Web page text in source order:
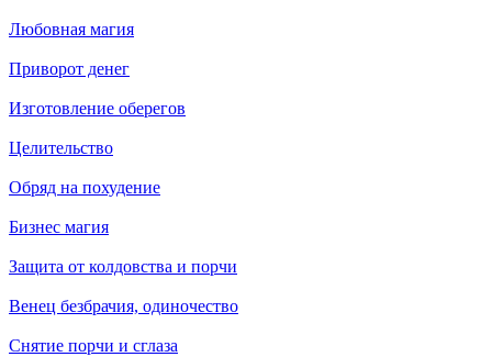
Любовная магия
Приворот денег
Изготовление оберегов
Целительство
Обряд на похудение
Бизнес магия
Защита от колдовства и порчи
Венец безбрачия, одиночество
Снятие порчи и сглаза